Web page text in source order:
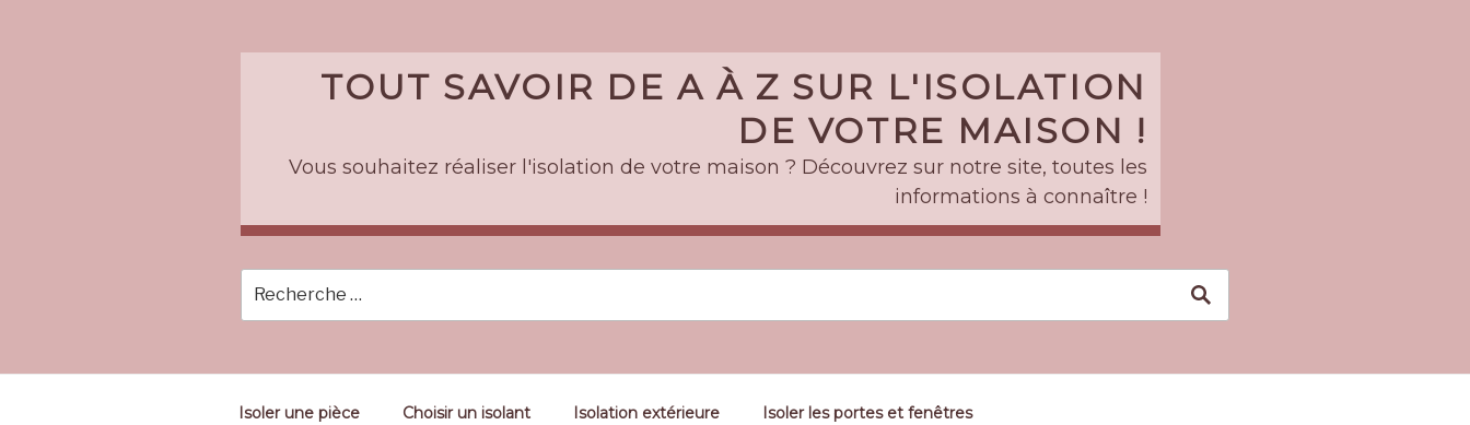
TOUT SAVOIR DE A À Z SUR L'ISOLATION
DE VOTRE MAISON !
Vous souhaitez réaliser l'isolation de votre maison ? Découvrez sur notre site, toutes les
informations à connaître !
Isoler une pièce Choisir un isolant Isolation extérieure Isoler les portes et fenêtres